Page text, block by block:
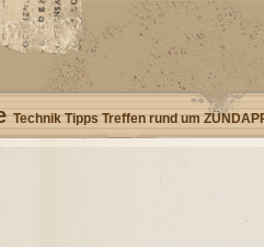
Technik Tipps Treffen rund um